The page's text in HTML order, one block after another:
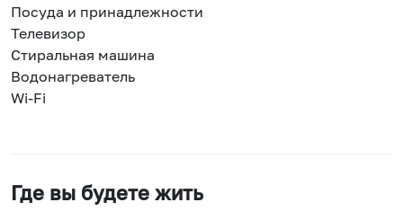
Посуда и принадлежности
Телевизор
Стиральная машина
Водонагреватель
Wi-Fi
Где вы будете жить